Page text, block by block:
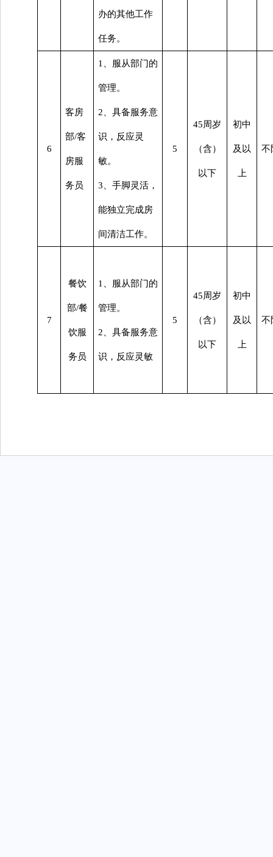
办的其他工作
任务。
6
客房
部/客
房服
务员
1、服从部门的
管理。
2、具备服务意
识，反应灵
敏。
3、手脚灵活，
能独立完成房
间清洁工作。
5
45周岁
（含）
以下
初中
及以
上
不
7
餐饮
部/餐
饮服
务员
1、服从部门的
管理。
2、具备服务意
识，反应灵敏
5
45周岁
（含）
以下
初中
及以
上
不